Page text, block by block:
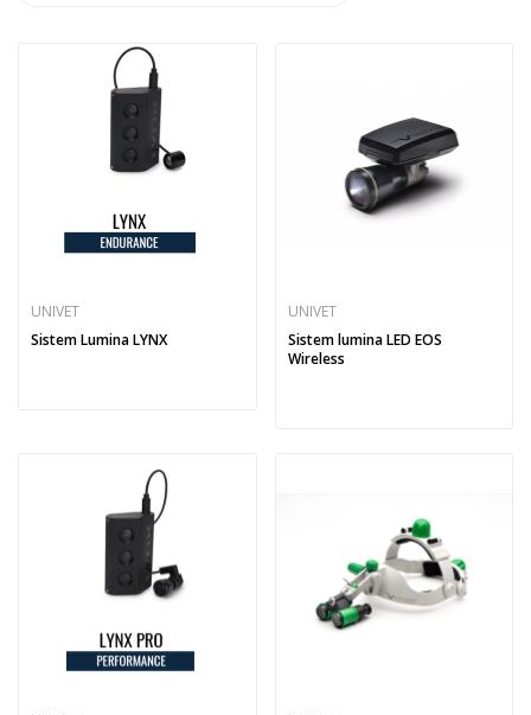
UNIVET
Sistem Lumina LYNX
UNIVET
Sistem lumina LED EOS
Wireless